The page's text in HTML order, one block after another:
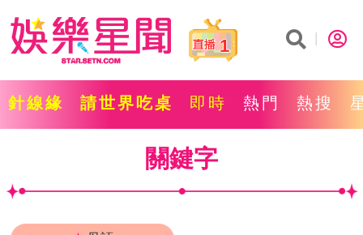
1
針線緣 請世界吃桌 即時 熱門 熱搜
關鍵字